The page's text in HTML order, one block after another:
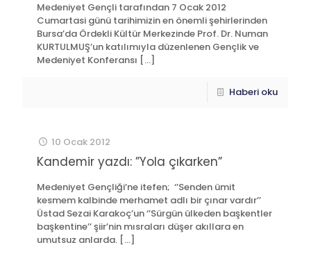
Medeniyet Gençli tarafından 7 Ocak 2012
Cumartasi günü tarihimizin en önemli şehirlerinden
Bursa’da Ördekli Kültür Merkezinde Prof. Dr. Numan
KURTULMUŞ’un katılımıyla düzenlenen Gençlik ve
Medeniyet Konferansı […]
Haberi oku
10 Ocak 2012
Kandemir yazdı: ”Yola çıkarken”
Medeniyet Gençliği’ne itefen; ‘’Senden ümit
kesmem kalbinde merhamet adlı bir çınar vardır’’
Üstad Sezai Karakoç’un ‘’Sürgün ülkeden başkentler
başkentine’’ şiir’nin mısraları düşer akıllara en
umutsuz anlarda. […]